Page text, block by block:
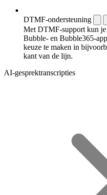
DTMF-ondersteuning
Met DTMF-support kun je
Bubble- en Bubble365-
keuze te maken in
kant van de lijn.
AI-gesprektranscripties